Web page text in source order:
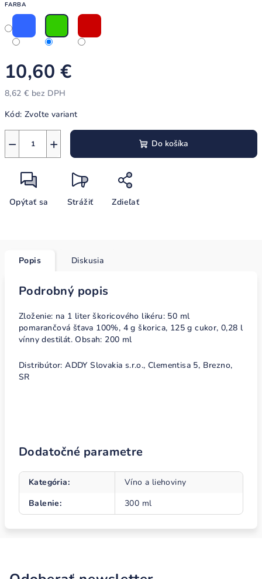
FARBA
10,60 €
8,62 € bez DPH
cena:
Kód: Zvoľte variant
+
− Do košíka
Opýtať sa Strážiť Zdieľať
Popis Diskusia
Podrobný popis
Zloženie: na 1 liter škoricového likéru: 50 ml
pomarančová šťava 100%, 4 g škorica, 125 g cukor, 0,28 l
vínny destilát. Obsah: 200 ml
Distribútor: ADDY Slovakia s.r.o., Clementisa 5, Brezno,
SR
Dodatočné parametre
Kategória:
Víno a liehoviny
Balenie: 300 ml